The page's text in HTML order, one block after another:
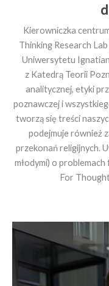
Kierowniczka
Thinking Research
Uniwersytetu
z Katedrą Teorii
analitycznej, etyki
poznawczej i
tworzą się treści
podejmuje również
przekonań religijnych.
młodymi) o
For